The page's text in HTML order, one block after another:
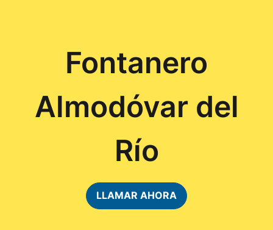
Fontanero
Almodóvar del
Río
LLAMAR AHORA